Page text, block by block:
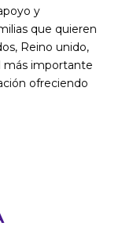
y
que quieren
Reino unido,
más importante
ofreciendo